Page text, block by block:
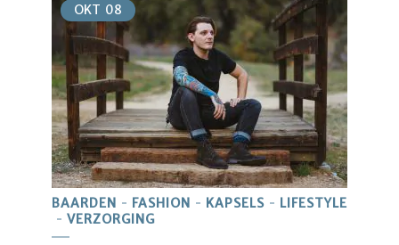
OKT 08
BAARDEN FASHION KAPSELS
LIFESTYLE
VERZORGING